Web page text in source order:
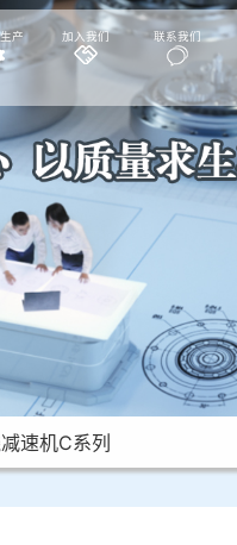
产 加入我们 联系我们
速机C系列